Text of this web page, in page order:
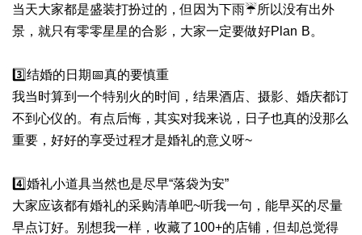
当天大家都是盛装打扮过的，但因为下雨☔️所以没有出外
景，就只有零零星星的合影，大家一定要做好Plan B。
3️⃣结婚的日期📅真的要慎重
我当时算到一个特别火的时间，结果酒店、摄影、婚庆都订
不到心仪的。有点后悔，其实对我来说，日子也真的没那么
重要，好好的享受过程才是婚礼的意义呀~
4️⃣婚礼小道具当然也是尽早“落袋为安”
大家应该都有婚礼的采购清单吧~听我一句，能早买的尽量
早点订好。别想我一样，收藏了100+的店铺，但却总觉得